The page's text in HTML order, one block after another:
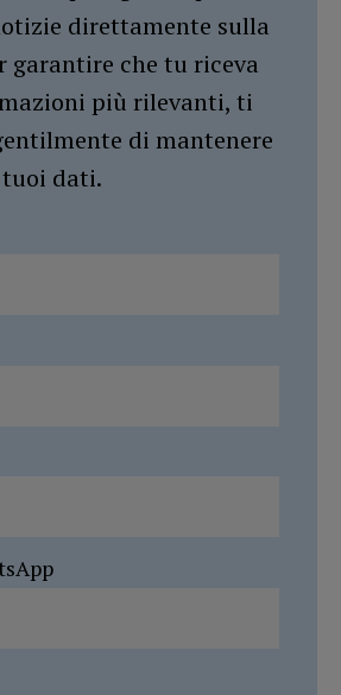
direttamente sulla
garantire che tu riceva
più rilevanti, ti
di mantenere
dati.